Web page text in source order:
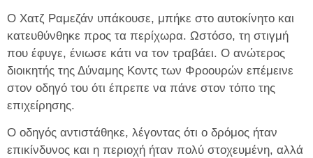
Ο Χατζ Ραμεζάν υπάκουσε, μπήκε στο αυτοκίνητο και
κατευθύνθηκε προς τα περίχωρα. Ωστόσο, τη στιγμή
που έφυγε, ένιωσε κάτι να τον τραβάει. Ο ανώτερος
διοικητής της Δύναμης Κοντς των Φροουρών επέμεινε
στον οδηγό του ότι έπρεπε να πάνε στον τόπο της
επιχείρησης.
Ο οδηγός αντιστάθηκε, λέγοντας ότι ο δρόμος ήταν
επικίνδυνος και η περιοχή ήταν πολύ στοχευμένη, αλλά